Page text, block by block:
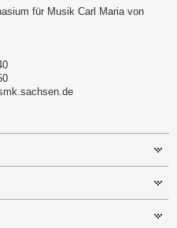
für Musik Carl Maria von